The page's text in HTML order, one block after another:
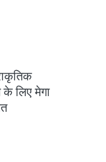
लिए मेगा